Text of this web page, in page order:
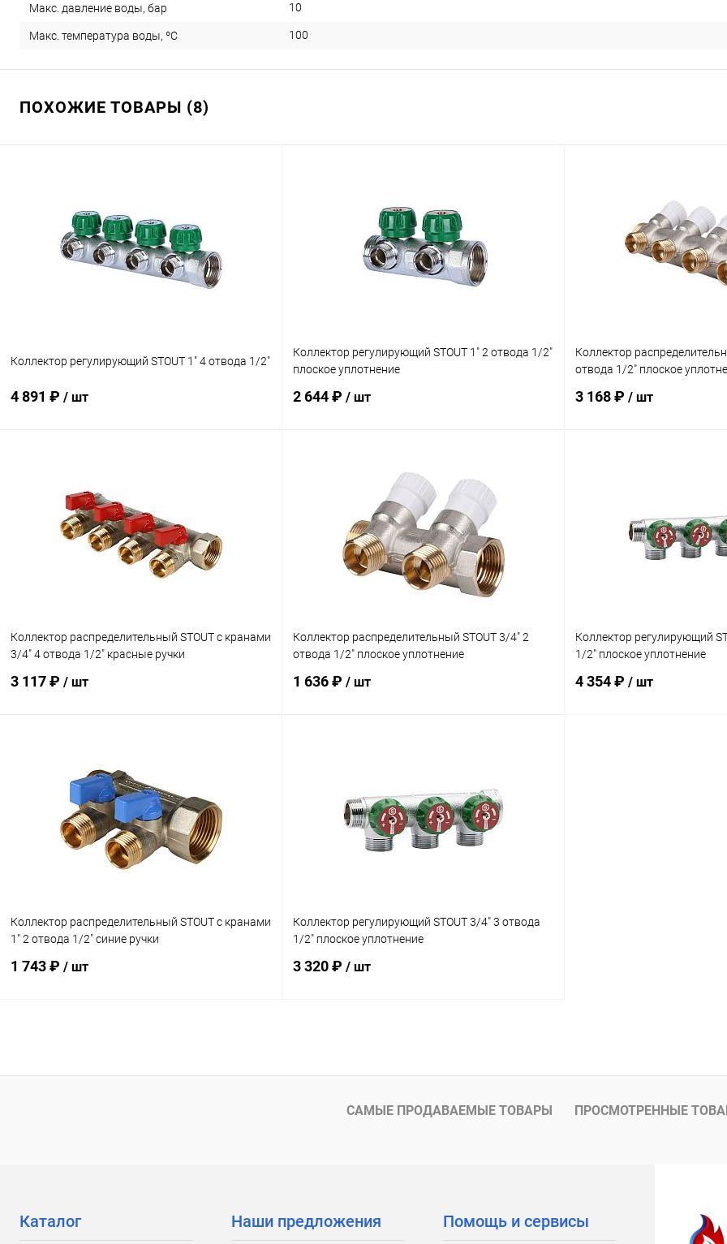
Макс. давление воды, бар 10
Макс. температура воды, ºС 100
ПОХОЖИЕ ТОВАРЫ (8)
Коллектор регулирующий STOUT 1" 4 отвода 1/2"
4 891 ₽ / шт
Купить в 1 клик
В избранное заказ 3-5 дней
Коллектор регулирующий STOUT 1" 2 отвода 1/2"
плоское уплотнение
2 644 ₽ / шт
Купить в 1 клик Сравнение
В избранное заказ 3-5 дней
Коллектор
отвода 1/2" плоское
3 168 ₽ / шт
В избранное
Коллектор распределительный STOUT с кранами
3/4" 4 отвода 1/2" красные ручки
3 117 ₽ / шт
Купить в 1 клик Сравнение
В избранное заказ 3-5 дней
Коллектор распределительный STOUT 3/4" 2
отвода 1/2" плоское уплотнение
1 636 ₽ / шт
Сравнение
В избранное заказ 3-5 дней
Коллектор регулирующий
1/2" плоское уплотнение
4 354 ₽ / шт
Коллектор распределительный STOUT с кранами
1" 2 отвода 1/2" синие ручки
1 743 ₽ / шт
Купить в 1 клик Сравнение
Коллектор регулирующий STOUT 3/4" 3 отвода
1/2" плоское уплотнение
3 320 ₽ / шт
Купить в 1 клик Сравнение
В избранное заказ 3-5 дней
САМЫЕ ПРОДАВАЕМЫЕ ТОВАРЫ ПРОСМОТРЕННЫЕ
Каталог Наши предложения Помощь и сервисы